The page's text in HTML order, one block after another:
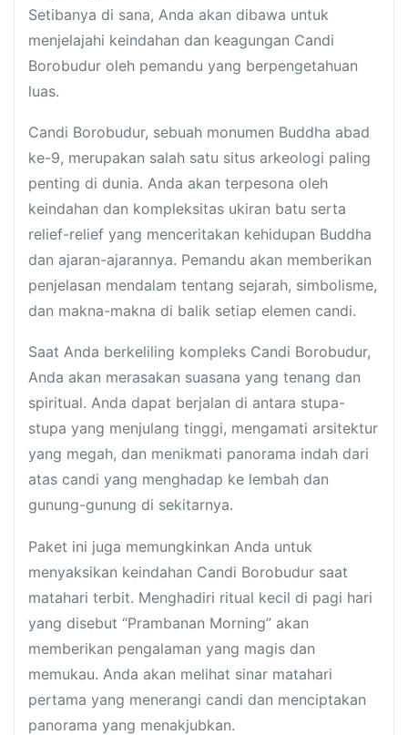
Setibanya di sana, Anda akan dibawa untuk
menjelajahi keindahan dan keagungan Candi
Borobudur oleh pemandu yang berpengetahuan
luas.
Candi Borobudur, sebuah monumen Buddha abad
ke-9, merupakan salah satu situs arkeologi paling
penting di dunia. Anda akan terpesona oleh
keindahan dan kompleksitas ukiran batu serta
relief-relief yang menceritakan kehidupan Buddha
dan ajaran-ajarannya. Pemandu akan memberikan
penjelasan mendalam tentang sejarah, simbolisme,
dan makna-makna di balik setiap elemen candi.
Saat Anda berkeliling kompleks Candi Borobudur,
Anda akan merasakan suasana yang tenang dan
spiritual. Anda dapat berjalan di antara stupa-
stupa yang menjulang tinggi, mengamati arsitektur
yang megah, dan menikmati panorama indah dari
atas candi yang menghadap ke lembah dan
gunung-gunung di sekitarnya.
Paket ini juga memungkinkan Anda untuk
menyaksikan keindahan Candi Borobudur saat
matahari terbit. Menghadiri ritual kecil di pagi hari
yang disebut “Prambanan Morning” akan
memberikan pengalaman yang magis dan
memukau. Anda akan melihat sinar matahari
pertama yang menerangi candi dan menciptakan
panorama yang menakjubkan.